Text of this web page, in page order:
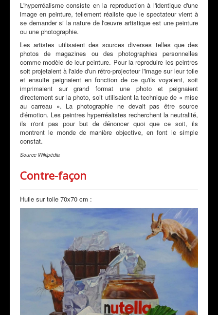
L'hyperréalisme consiste en la reproduction à l'identique d'une
image en peinture, tellement réaliste que le spectateur vient à
se demander si la nature de l'œuvre artistique est une peinture
ou une photographie.
Les artistes utilisaient des sources diverses telles que des
photos de magazines ou des photographies personnelles
comme modèle de leur peinture. Pour la reproduire les peintres
soit projetaient à l'aide d'un rétro-projecteur l'image sur leur toile
et ensuite peignaient en fonction de ce qu'ils voyaient, soit
imprimaient sur grand format une photo et peignaient
directement sur la photo, soit utilisaient la technique de « mise
au carreau ». La photographie ne devait pas être source
d'émotion. Les peintres hyperréalistes recherchent la neutralité,
ils n'ont pas pour but de dénoncer quoi que ce soit, ils
montrent le monde de manière objective, en font le simple
constat.
Source Wikipédia
Contre-façon
Huile sur toile 70x70 cm :